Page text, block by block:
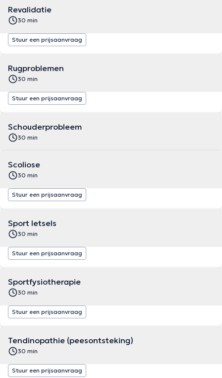
Revalidatie
30 min
Stuur een prijsaanvraag
Rugproblemen
30 min
Stuur een prijsaanvraag
Schouderprobleem
30 min
Scoliose
30 min
Stuur een prijsaanvraag
Sport letsels
30 min
Stuur een prijsaanvraag
Sportfysiotherapie
30 min
Stuur een prijsaanvraag
Tendinopathie (peesontsteking)
30 min
Stuur een prijsaanvraag